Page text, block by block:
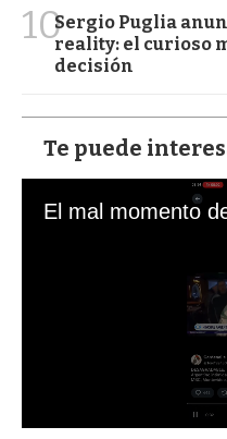
10Sergio Puglia
reality: el curioso
decisión
Te puede